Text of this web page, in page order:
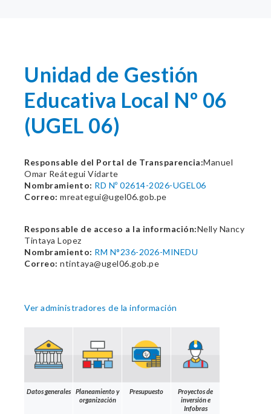
Unidad de Gestión
Educativa Local Nº 06
(UGEL 06)
Responsable del Portal de Transparencia:Manuel
Omar Reátegui Vidarte
Nombramiento: RD Nº 02614-2026-UGEL06
Correo: mreategui@ugel06.gob.pe
Responsable de acceso a la información:Nelly Nancy
Tintaya Lopez
Nombramiento: RM N°236-2026-MINEDU
Correo: ntintaya@ugel06.gob.pe
Ver administradores de la información
Datos generales
Planeamiento y
organización
Presupuesto
Proyectos de
inversión e
Infobras